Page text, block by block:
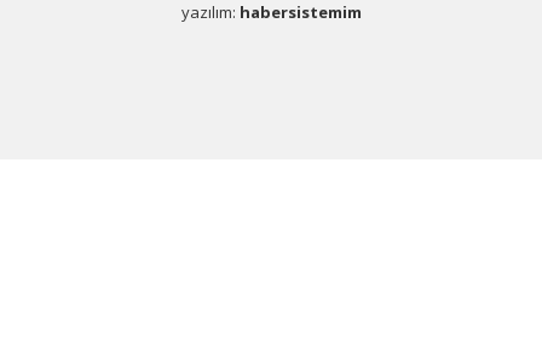
yazılım: habersistemim